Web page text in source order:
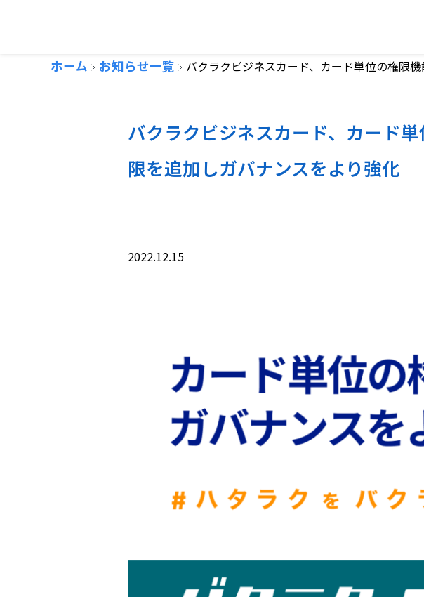
ホーム お知らせ一覧 バクラクビジネスカード、カード単位の権限
バクラクビジネスカード、カード
限を追加しガバナンスをより強化
2022.12.15